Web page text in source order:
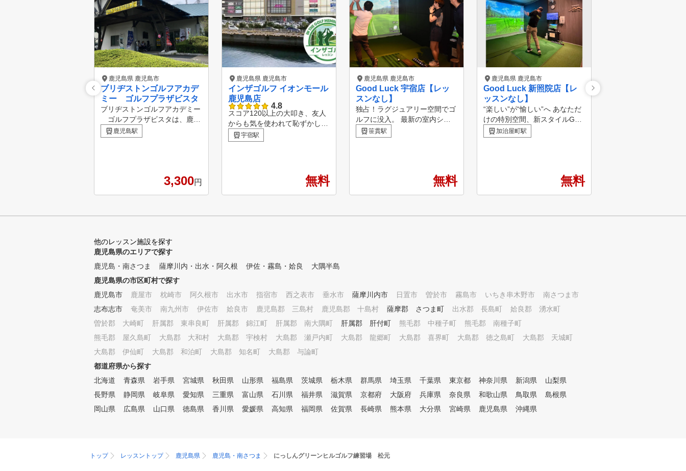
鹿児島県 鹿児島市
ブリヂストンゴルフアカデ
ミー ゴルフプラザビスタ
ブリヂストンゴルフアカデミー
ゴルフプラザビスタは、鹿児
島市伊敷に広がる緑豊かな環境
の中で、初心者から上級者まで
3分。 ◎ 充実の施設：1階・2
せたレッスン：グループレッス
ンは週24クラス、個人レッスン
も週3クラス実施。経験豊富な
インストラクターが、あなたの
ゴルフライフを全力でサポート
します。 ◎「ゴルフをもっと
ットーに、あなたの「できた！
」を応援します。
鹿児島駅
3,300円
鹿児島県 鹿児島市
インザゴルフ イオンモール
鹿児島店
4.8
スコア120以上の大叩き、友人
からも気を使われて恥ずかしか
った。 １人で練習してもなか
なか上手くならずに、ゴルフが
ルフは、そんな初心者から中級
者の方のゴルフライフを変える
ために生まれました。 好きな
チに教えてもらっても月々11,9
者・ドラコンプロ・名門コース
ザゴルフ認定コーチがカリキュ
ラムに沿って基礎から教えます
優しくて楽しいレッスンです。
初心者の方、今まで屋外練習場
で独学で頑張ってきた方、途中
やめていたけど再チャレンジし
題のインドアゴルフスクール・
イフを始めてみませんか？ あ
なたの人生がより良いものにな
宇宿駅
無料
鹿児島県 鹿児島市
Good Luck 宇宿店【レッ
スンなし】
独占！ラグジュアリー空間でゴ
ルフに没入。 最新の室内シミ
ュレーションで初心者から上級
者まで充実した練習や、忠実に
を気にせず集中。火山灰など天
いので、予約することによって
組みやすいです。法人プランは
福利厚生としてご利用頂けます
。 5. 駐車場完備 室内まで徒歩
数ｍ。屋根付きなので重い荷物
リー休憩スペースでゆったりと
、動画サイトやオンデマンド映
像、音楽鑑賞をお楽しみ頂けま
す。
笹貫駅
無料
鹿児島県 鹿児島市
Good Luck 新照院店【レ
ッスンなし】
“楽しい”が“愉しい”へ あなただ
けの特別空間、新スタイルGOL
F練習場 日本製の高性能機器で
レベルアップ！ 【GoodLuckの
リラックスして集中できる。 2.
完備 室内まで徒歩数m。1台分
。 6. 大型モニター設備 動画サ
イトやオンデマンド映像、音楽
鑑賞をお楽しみ頂けます。
加治屋町駅
無料
他のレッスン施設を探す
鹿児島県のエリアで探す
鹿児島・南さつま
薩摩川内・出水・阿久根 伊佐・霧島・姶良
大隅半島
鹿児島県の市区町村で探す
鹿児島市
鹿屋市 枕崎市 阿久根市 出水市 指宿市 西之表市 垂水市 薩摩川内市 日置市 曽於市 霧島市 いちき串木野市
南さつま市
志布志市
奄美市 南九州市 伊佐市 姶良市 鹿児島郡 三島村 鹿児島郡 十島村 薩摩郡 さつま町 出水郡 長島町
姶良郡 湧水町
曽於郡 大崎町
肝属郡 東串良町 肝属郡 錦江町 肝属郡 南大隅町 肝属郡 肝付町 熊毛郡 中種子町
熊毛郡 南種子町
熊毛郡 屋久島町
大島郡 大和村 大島郡 宇検村 大島郡 瀬戸内町 大島郡 龍郷町 大島郡 喜界町 大島郡 徳之島町
大島郡 天城町
大島郡 伊仙町
大島郡 和泊町 大島郡 知名町
大島郡 与論町
都道府県から探す
北海道
青森県 岩手県 宮城県 秋田県 山形県 福島県 茨城県 栃木県 群馬県 埼玉県 千葉県 東京都 神奈川県 新潟県
山梨県
長野県
静岡県 岐阜県 愛知県 三重県 富山県 石川県 福井県 滋賀県 京都府 大阪府 兵庫県 奈良県 和歌山県 鳥取県
島根県
岡山県
広島県 山口県 徳島県 香川県 愛媛県 高知県 福岡県 佐賀県 長崎県 熊本県 大分県 宮崎県 鹿児島県 沖縄県
トップ レッスントップ 鹿児島県 鹿児島・南さつま にっしんグリーンヒルゴルフ練習場 松元